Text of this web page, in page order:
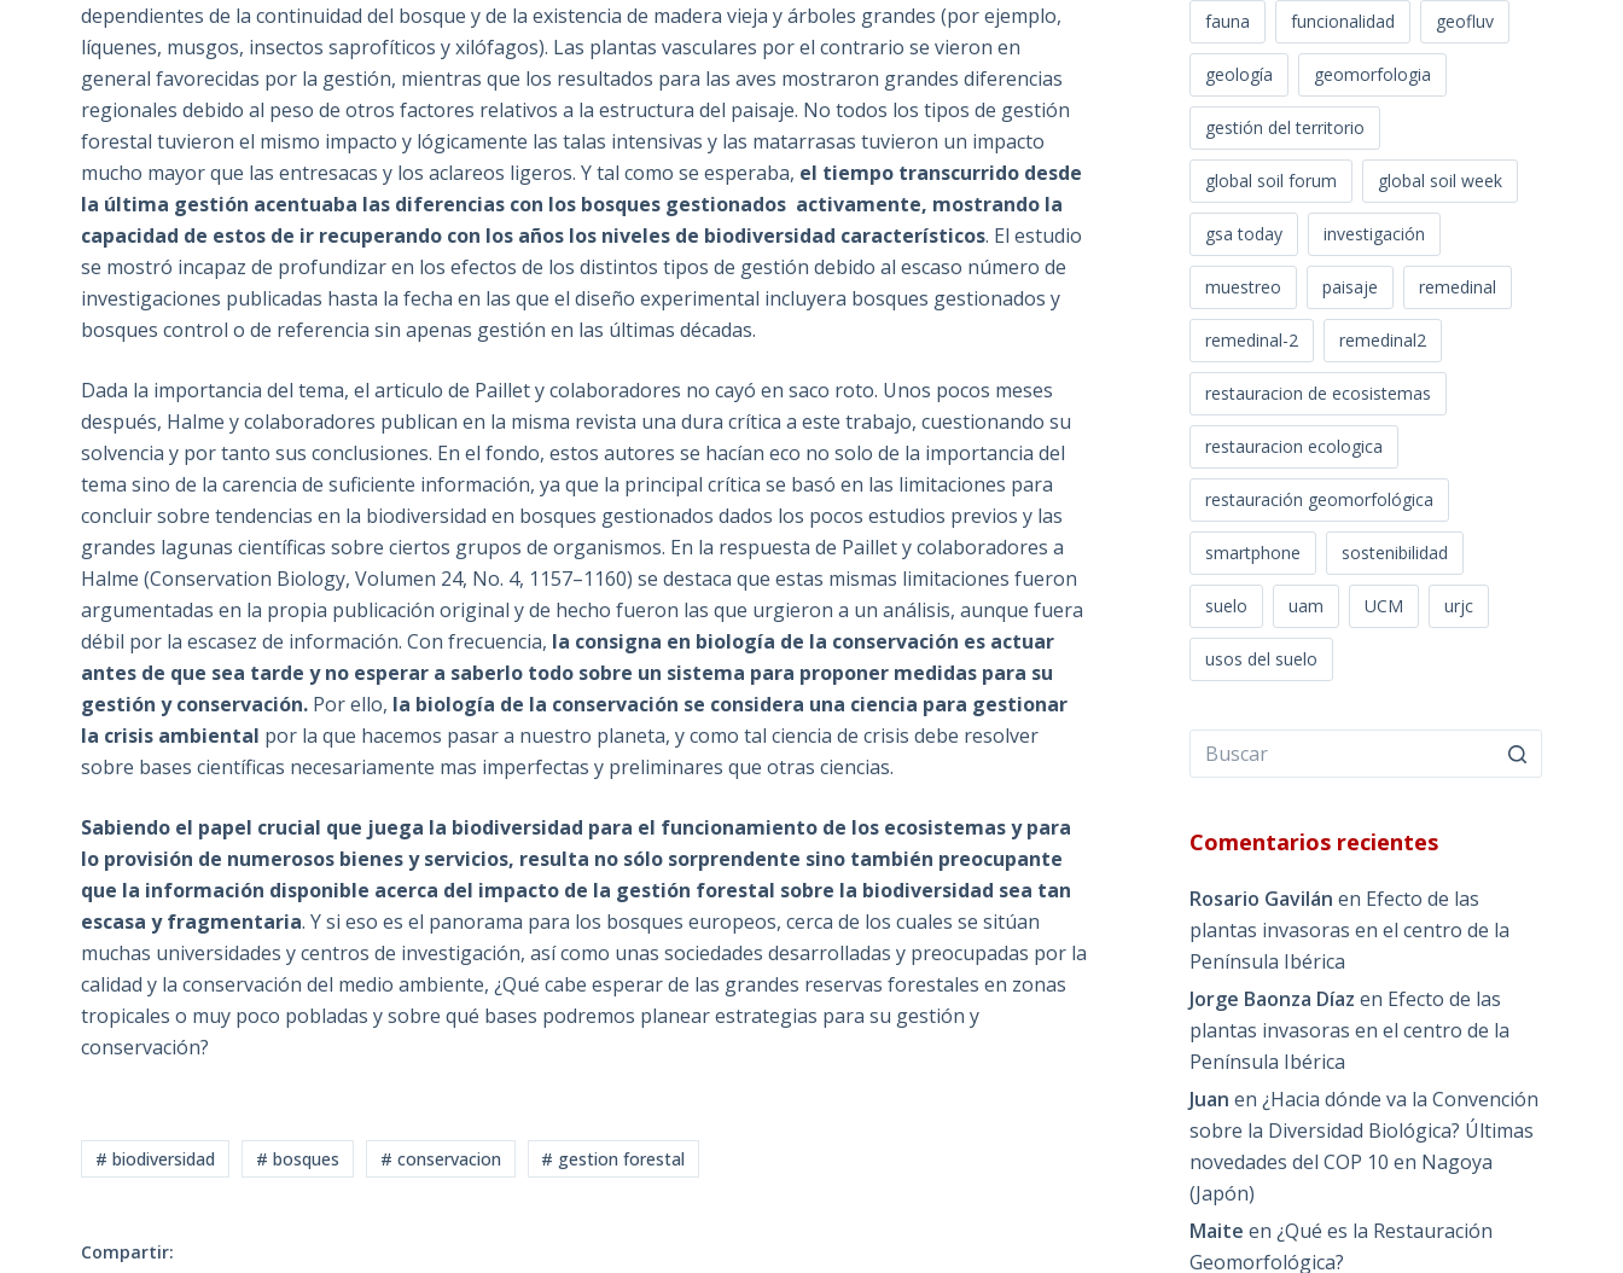
dependientes de la continuidad del bosque y de la existencia de madera vieja y árboles grandes (por ejemplo,
líquenes, musgos, insectos saprofíticos y xilófagos). Las plantas vasculares por el contrario se vieron en
general favorecidas por la gestión, mientras que los resultados para las aves mostraron grandes diferencias
regionales debido al peso de otros factores relativos a la estructura del paisaje. No todos los tipos de gestión
forestal tuvieron el mismo impacto y lógicamente las talas intensivas y las matarrasas tuvieron un impacto
mucho mayor que las entresacas y los aclareos ligeros. Y tal como se esperaba, el tiempo transcurrido desde
la última gestión acentuaba las diferencias con los bosques gestionados activamente, mostrando la
capacidad de estos de ir recuperando con los años los niveles de biodiversidad característicos. El estudio
se mostró incapaz de profundizar en los efectos de los distintos tipos de gestión debido al escaso número de
investigaciones publicadas hasta la fecha en las que el diseño experimental incluyera bosques gestionados y
bosques control o de referencia sin apenas gestión en las últimas décadas.
Dada la importancia del tema, el articulo de Paillet y colaboradores no cayó en saco roto. Unos pocos meses
después, Halme y colaboradores publican en la misma revista una dura crítica a este trabajo, cuestionando su
solvencia y por tanto sus conclusiones. En el fondo, estos autores se hacían eco no solo de la importancia del
tema sino de la carencia de suficiente información, ya que la principal crítica se basó en las limitaciones para
concluir sobre tendencias en la biodiversidad en bosques gestionados dados los pocos estudios previos y las
grandes lagunas científicas sobre ciertos grupos de organismos. En la respuesta de Paillet y colaboradores a
Halme (Conservation Biology, Volumen 24, No. 4, 1157–1160) se destaca que estas mismas limitaciones fueron
argumentadas en la propia publicación original y de hecho fueron las que urgieron a un análisis, aunque fuera
débil por la escasez de información. Con frecuencia, la consigna en biología de la conservación es actuar
antes de que sea tarde y no esperar a saberlo todo sobre un sistema para proponer medidas para su
gestión y conservación. Por ello, la biología de la conservación se considera una ciencia para gestionar
la crisis ambiental por la que hacemos pasar a nuestro planeta, y como tal ciencia de crisis debe resolver
sobre bases científicas necesariamente mas imperfectas y preliminares que otras ciencias.
Sabiendo el papel crucial que juega la biodiversidad para el funcionamiento de los ecosistemas y para
lo provisión de numerosos bienes y servicios, resulta no sólo sorprendente sino también preocupante
que la información disponible acerca del impacto de la gestión forestal sobre la biodiversidad sea tan
escasa y fragmentaria. Y si eso es el panorama para los bosques europeos, cerca de los cuales se sitúan
muchas universidades y centros de investigación, así como unas sociedades desarrolladas y preocupadas por la
calidad y la conservación del medio ambiente, ¿Qué cabe esperar de las grandes reservas forestales en zonas
tropicales o muy poco pobladas y sobre qué bases podremos planear estrategias para su gestión y
conservación?
# biodiversidad # bosques # conservacion # gestion forestal
Compartir:
fauna funcionalidad geofluv
geología geomorfologia
gestión del territorio
global soil forum global soil week
gsa today investigación
muestreo paisaje remedinal
remedinal-2 remedinal2
restauracion de ecosistemas
restauracion ecologica
restauración geomorfológica
smartphone sostenibilidad
suelo uam UCM urjc
usos del suelo
Comentarios recientes
Rosario Gavilán en Efecto de las
plantas invasoras en el centro de la
Península Ibérica
Jorge Baonza Díaz en Efecto de las
plantas invasoras en el centro de la
Península Ibérica
Juan en¿Hacia dónde va la Convención
sobre la Diversidad Biológica? Últimas
novedades del COP 10 en Nagoya
(Japón)
Maite en¿Qué es la Restauración
Geomorfológica?